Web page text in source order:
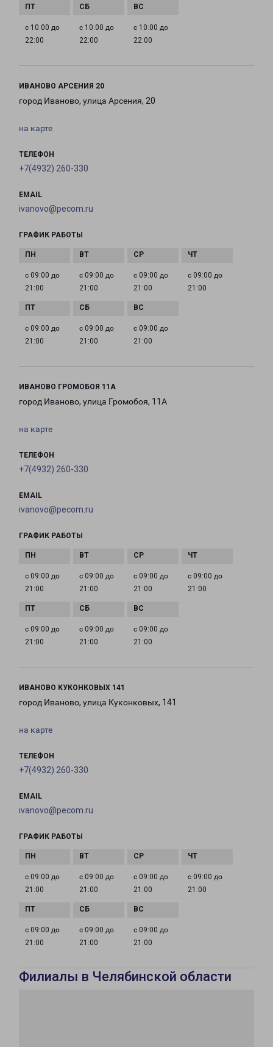
с 10:00 до
22:00
с 10:00 до
22:00
с 10:00 до
22:00
ИВАНОВО АРСЕНИЯ 20
город Иваново, улица Арсения, 20
на карте
ТЕЛЕФОН
+7(4932) 260-330
EMAIL
ivanovo@pecom.ru
ГРАФИК РАБОТЫ
с 09:00 до
21:00
с 09:00 до
21:00
с 09:00 до
21:00
с 09:00 до
21:00
с 09:00 до
21:00
с 09:00 до
21:00
с 09:00 до
21:00
ИВАНОВО ГРОМОБОЯ 11А
город Иваново, улица Громобоя, 11А
на карте
ТЕЛЕФОН
+7(4932) 260-330
EMAIL
ivanovo@pecom.ru
ГРАФИК РАБОТЫ
с 09:00 до
21:00
с 09:00 до
21:00
с 09:00 до
21:00
с 09:00 до
21:00
с 09:00 до
21:00
с 09:00 до
21:00
с 09:00 до
21:00
ИВАНОВО КУКОНКОВЫХ 141
город Иваново, улица Куконковых, 141
на карте
ТЕЛЕФОН
+7(4932) 260-330
EMAIL
ivanovo@pecom.ru
ГРАФИК РАБОТЫ
с 09:00 до
21:00
с 09:00 до
21:00
с 09:00 до
21:00
с 09:00 до
21:00
с 09:00 до
21:00
с 09:00 до
21:00
с 09:00 до
21:00
Филиалы в Челябинской области